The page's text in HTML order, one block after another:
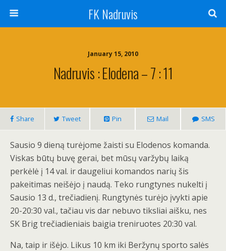
FK Nadruvis
January 15, 2010
Nadruvis : Elodena – 7 : 11
Share Tweet Pin Mail SMS
Sausio 9 dieną turėjome žaisti su Elodenos komanda.
Viskas būtų buvę gerai, bet mūsų varžybų laiką
perkėlė į 14 val. ir daugeliui komandos narių šis
pakeitimas neišėjo į naudą. Teko rungtynes nukelti į
Sausio 13 d., trečiadienį. Rungtynės turėjo įvykti apie
20-20:30 val., tačiau vis dar nebuvo tiksliai aišku, nes
SK Brig trečiadieniais baigia treniruotes 20:30 val.
Na, taip ir išėjo. Likus 10 km iki Beržynų sporto salės